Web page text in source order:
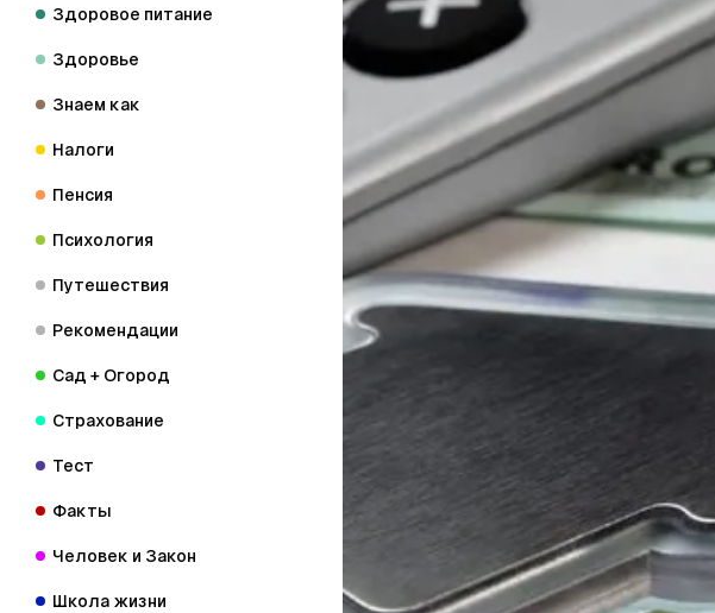
Здоровое питание
Здоровье
Знаем как
Налоги
Пенсия
Психология
Путешествия
Рекомендации
Сад + Огород
Страхование
Тест
Факты
Человек и Закон
Школа жизни